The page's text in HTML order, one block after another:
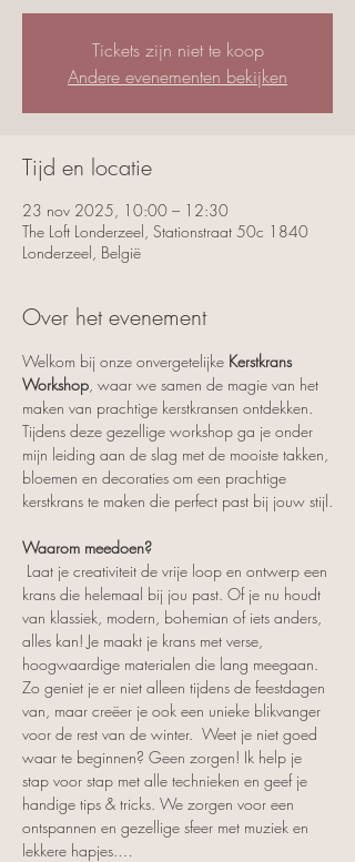
Tickets zijn niet te koop
Andere evenementen bekijken
Tijd en locatie
23 nov 2025, 10:00 – 12:30
The Loft Londerzeel, Stationstraat 50c 1840
Londerzeel, België
Over het evenement
Welkom bij onze onvergetelijke Kerstkrans
Workshop , waar we samen de magie van het
maken van prachtige kerstkransen ontdekken.
Tijdens deze gezellige workshop ga je onder
mijn leiding aan de slag met de mooiste takken,
bloemen en decoraties om een prachtige
kerstkrans te maken die perfect past bij jouw stijl.
Waarom meedoen?
Laat je creativiteit de vrije loop en ontwerp een
krans die helemaal bij jou past. Of je nu houdt
van klassiek, modern, bohemian of iets anders,
alles kan! Je maakt je krans met verse,
hoogwaardige materialen die lang meegaan.
Zo geniet je er niet alleen tijdens de feestdagen
van, maar creëer je ook een unieke blikvanger
voor de rest van de winter.  Weet je niet goed
waar te beginnen? Geen zorgen! Ik help je
stap voor stap met alle technieken en geef je
handige tips & tricks. We zorgen voor een
ontspannen en gezellige sfeer met muziek en
lekkere hapjes.…